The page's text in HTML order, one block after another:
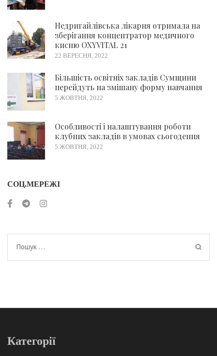
Недригайлівська лікарня отримала на
зберігання концентратор медичного
кисню OXYVITAL 21
22 ВЕРЕСНЯ, 2022
Більшість освітніх закладів Сумщини
перейдуть на змішану форму навчання
5 ЖОВТНЯ, 2022
Особливості і налаштування роботи
клубних закладів в умовах сьогодення
5 ЖОВТНЯ, 2022
СОЦ.МЕРЕЖІ
Пошук:
Категорії